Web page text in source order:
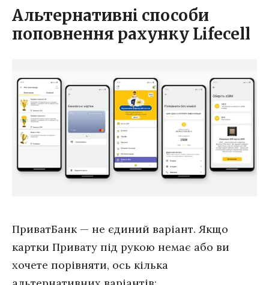
Альтернативні способи
поповнення рахунку Lifecell
ПриватБанк — не єдиний варіант. Якщо
картки Привату під рукою немає або ви
хочете порівняти, ось кілька